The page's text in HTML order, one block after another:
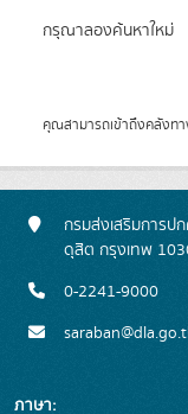
กรุณาลองค้นหาใหม่
คุณสามารถเข้าถึงคลังท
กรมส่งเสริมการป
ดุสิต กรุงเทพ
0-2241-9000
ภาษา